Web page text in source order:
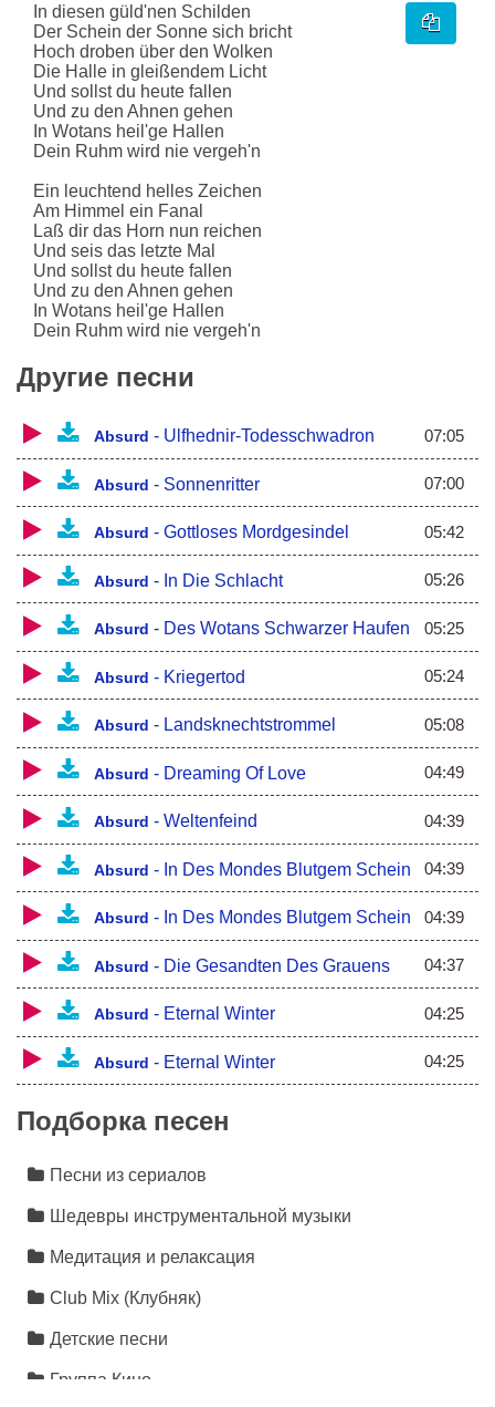
In diesen güld'nen Schilden
Der Schein der Sonne sich bricht
Hoch droben über den Wolken
Die Halle in gleißendem Licht
Und sollst du heute fallen
Und zu den Ahnen gehen
In Wotans heil'ge Hallen
Dein Ruhm wird nie vergeh'n
Ein leuchtend helles Zeichen
Am Himmel ein Fanal
Laß dir das Horn nun reichen
Und seis das letzte Mal
Und sollst du heute fallen
Und zu den Ahnen gehen
In Wotans heil'ge Hallen
Dein Ruhm wird nie vergeh'n
Ewiger Nachruhm, der Tagen letzte Ehr
Ehrvoll zu walten war stets dein Begehr
Nun in den Asgardsreigen eingereiht
Dem Vorbild der kämpfet, dem Wohnstadt der fiel
Und leuchtet's hinterdrein und stets uns bevor
Hebt uns zur Herrlichkeit des Ruhmes empor
Als unseres Volkes letzte Wehr
Dann Wotan führe uns zum Siege
So sind die Herzen uns nicht schwer
Wenn wir auch auf der Wallstatt bleichen
Dem Sieg sind wir verschworen
Steh'n wie ein Wald von starken Eichen
Zum Siege oder Tod geboren
Другие песни
Absurd - Ulfhednir-Todesschwadron 07:05
Absurd - Sonnenritter 07:00
Absurd - Gottloses Mordgesindel 05:42
Absurd - In Die Schlacht 05:26
Absurd - Des Wotans Schwarzer Haufen 05:25
Absurd - Kriegertod 05:24
Absurd - Landsknechtstrommel 05:08
Absurd - Dreaming Of Love 04:49
Absurd - Weltenfeind 04:39
Absurd - In Des Mondes Blutgem Schein 04:39
Absurd - In Des Mondes Blutgem Schein 04:39
Absurd - Die Gesandten Des Grauens 04:37
Absurd - Eternal Winter 04:25
Absurd - Eternal Winter 04:25
Подборка песен
Песни из сериалов
Шедевры инструментальной музыки
Медитация и релаксация
Club Mix (Клубняк)
Детские песни
Группа Кино